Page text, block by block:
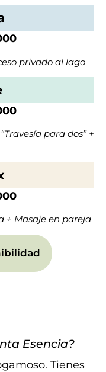
privado al lago
para dos” +
+ Masaje en pareja
Esencia?
Tienes